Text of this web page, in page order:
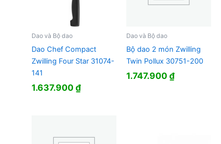
Dao và Bộ dao
Dao Chef Compact
Zwilling Four Star 31074-
141
1.637.900₫
Dao và Bộ dao
Bộ dao 2 món Zwilling
Twin Pollux 30751-200
1.747.900₫